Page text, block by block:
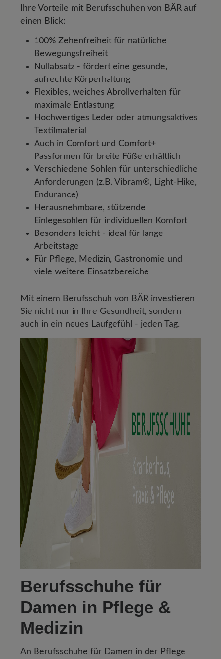
Ihre Vorteile mit Berufsschuhen von BÄR auf
einen Blick:
100% Zehenfreiheit für natürliche
Bewegungsfreiheit
Nullabsatz - fördert eine gesunde,
aufrechte Körperhaltung
Flexibles, weiches Abrollverhalten für
maximale Entlastung
Hochwertiges Leder oder atmungsaktives
Textilmaterial
Auch in Comfort und Comfort+
Passformen für breite Füße erhältlich
Verschiedene Sohlen für unterschiedliche
Anforderungen (z.B. Vibram®, Light-Hike,
Endurance)
Herausnehmbare, stützende
Einlegesohlen für individuellen Komfort
Besonders leicht - ideal für lange
Arbeitstage
Für Pflege, Medizin, Gastronomie und
viele weitere Einsatzbereiche
Mit einem Berufsschuh von BÄR investieren
Sie nicht nur in Ihre Gesundheit, sondern
auch in ein neues Laufgefühl - jeden Tag.
Berufsschuhe für
Damen in Pflege &
Medizin
An Berufsschuhe für Damen in der Pflege